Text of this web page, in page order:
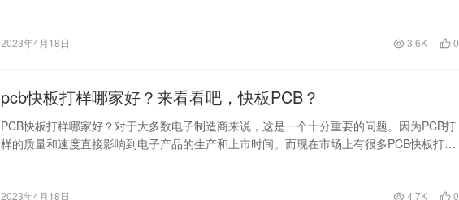
2023年4月18日 3.6K 0
pcb快板打样哪家好？来看看吧，快板PCB？
PCB快板打样哪家好？对于大多数电子制造商来说，这是一个十分重要的问题。因为PCB打
样的质量和速度直接影响到电子产品的生产和上市时间。而现在市场上有很多PCB快板打样
2023年4月18日 4.7K 0